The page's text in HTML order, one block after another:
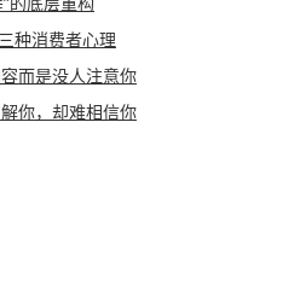
种消费者心理
而是没人注意你
你，却难相信你